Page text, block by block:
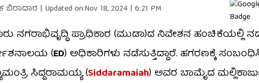
ಬಿರಾದಾರ | Updated on:Nov 18, 2024 | 6:21 PM
ನಗರಾಭಿವೃದ್ಧಿ ಪ್ರಾಧಿಕಾರ (ಮುಡಾ)ದ ನಿವೇಶನ ಹಂಚಿಕೆಯಲ್ಲಿ
(ED) ಅಧಿಕಾರಿಗಳು ನಡೆಸುತ್ತಿದ್ದಾರೆ. ಹಗರಣಕ್ಕೆ
ಸಿದ್ದರಾಮಯ್ಯ (Siddaramaiah) ಅವರ ಬಾಮೈದ